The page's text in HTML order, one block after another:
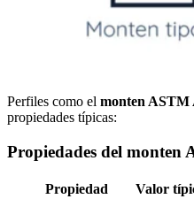
Perfiles como el monten ASTM
propiedades típicas:
Propiedades del monten
Propiedad
Valor